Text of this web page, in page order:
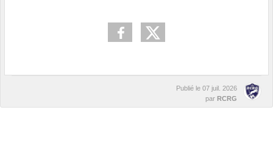
Publié le 07 juil. 2026
par RCRG